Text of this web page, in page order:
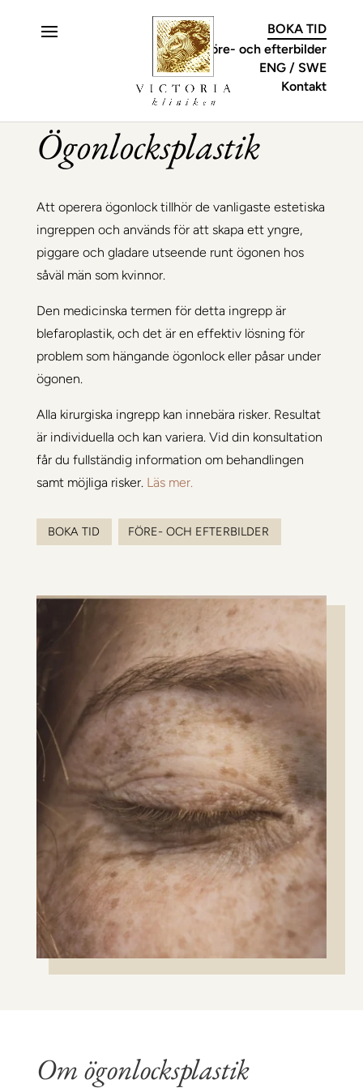
Kontakt
ENG SWE
Före- och efterbilder
BOKA TID
Ögonlocksplastik
Att operera ögonlock tillhör de vanligaste estetiska
ingreppen och används för att skapa ett yngre,
piggare och gladare utseende runt ögonen hos
såväl män som kvinnor.
Den medicinska termen för detta ingrepp är
blefaroplastik, och det är en effektiv lösning för
problem som hängande ögonlock eller påsar under
ögonen.
Alla kirurgiska ingrepp kan innebära risker. Resultat
är individuella och kan variera. Vid din konsultation
får du fullständig information om behandlingen
samt möjliga risker. Läs mer.
BOKA TID FÖRE- OCH EFTERBILDER
Om ögonlocksplastik